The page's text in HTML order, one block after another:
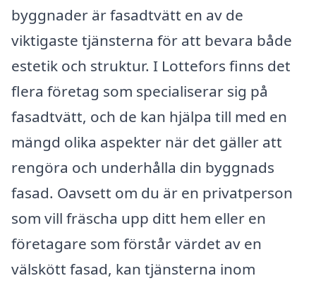
byggnader är fasadtvätt en av de
viktigaste tjänsterna för att bevara både
estetik och struktur. I Lottefors finns det
flera företag som specialiserar sig på
fasadtvätt, och de kan hjälpa till med en
mängd olika aspekter när det gäller att
rengöra och underhålla din byggnads
fasad. Oavsett om du är en privatperson
som vill fräscha upp ditt hem eller en
företagare som förstår värdet av en
välskött fasad, kan tjänsterna inom